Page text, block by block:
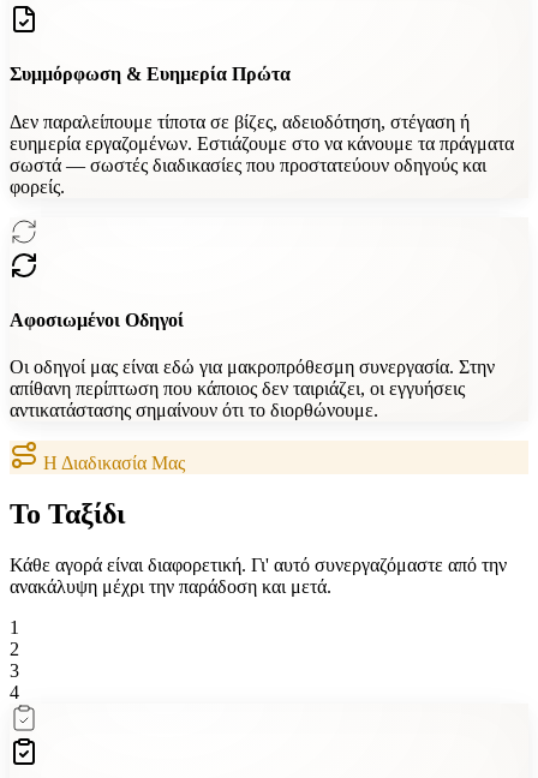
Συμμόρφωση & Ευημερία Πρώτα
Δεν παραλείπουμε τίποτα σε βίζες, αδειοδότηση, στέγαση ή
ευημερία εργαζομένων. Εστιάζουμε στο να κάνουμε τα πράγματα
σωστά — σωστές διαδικασίες που προστατεύουν οδηγούς και
φορείς.
Αφοσιωμένοι Οδηγοί
Οι οδηγοί μας είναι εδώ για μακροπρόθεσμη συνεργασία. Στην
απίθανη περίπτωση που κάποιος δεν ταιριάζει, οι εγγυήσεις
αντικατάστασης σημαίνουν ότι το διορθώνουμε.
Η Διαδικασία Μας
Το Ταξίδι
Κάθε αγορά είναι διαφορετική. Γι' αυτό συνεργαζόμαστε από την
ανακάλυψη μέχρι την παράδοση και μετά.
1
2
3
4